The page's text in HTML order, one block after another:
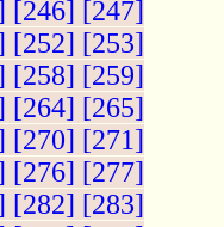
[246] [247]
[252] [253]
[258] [259]
[264] [265]
[270] [271]
[276] [277]
[282] [283]